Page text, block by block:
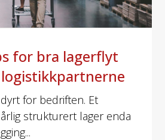
for bra lagerflyt
for bedriften. Et
strukturert lager enda